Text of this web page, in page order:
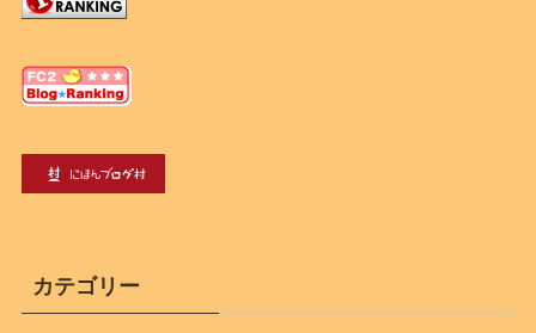
カテゴリー